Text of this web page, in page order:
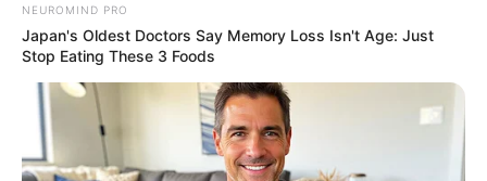
Dodatkowo w albumie znalazły się zeszyty:
Vol. 2 #1-2pierwotnie opublikowane od maja do czerwca
1979 roku.
Kapitan Marvel zostaje uwolniony ze swojego
więzienia w Strefie Negatywnej przez
nastoletniego Avengera, Ricka Jonesa. Nie mając
NEUROMIND PRO
Japan's Oldest Doctors Say Memory Loss Isn't Age: Just
Stop Eating These 3 Foods